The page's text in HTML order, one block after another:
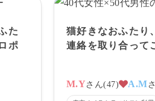
た
ポ
猫好きなおふたり
連絡を取り合って
M.Y さん(47) A.M